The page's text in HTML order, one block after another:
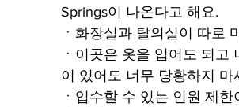
Springs이 나온다고 해요.
ㆍ화장실과 탈의실이 따로
ㆍ이곳은 옷을 입어도 되
이 있어도 너무 당황하지 마
ㆍ입수할 수 있는 인원 제